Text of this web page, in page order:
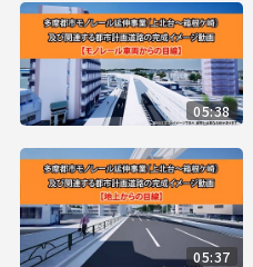
05:38
05:37